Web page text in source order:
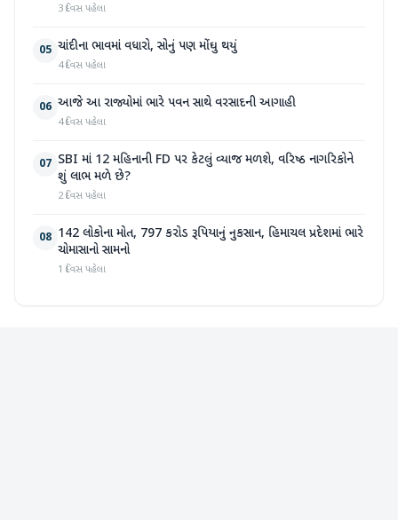
3 દિવસ પહેલા
05 ચાંદીના ભાવમાં વધારો, સોનું પણ મોંઘુ થયું
4 દિવસ પહેલા
06 આજે આ રાજ્યોમાં ભારે પવન સાથે વરસાદની આગાહી
4 દિવસ પહેલા
07 SBI માં 12 મહિનાની FD પર કેટલું વ્યાજ મળશે, વરિષ્ઠ નાગરિકોને
શું લાભ મળે છે?
2 દિવસ પહેલા
08 142 લોકોના મોત, 797 કરોડ રૂપિયાનું નુકસાન, હિમાચલ પ્રદેશમાં ભારે
ચોમાસાનો સામનો
1 દિવસ પહેલા